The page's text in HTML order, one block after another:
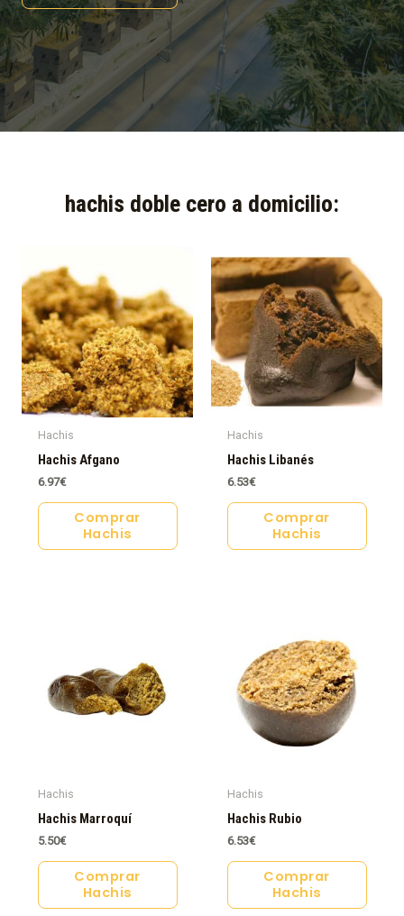
hachis doble cero a domicilio:​
Hachis
Hachis Afgano
6.97€
Comprar
Hachis
Hachis
Hachis Libanés
6.53€
Comprar
Hachis
Hachis
Hachis Marroquí
5.50€
Comprar
Hachis
Hachis
Hachis Rubio
6.53€
Comprar
Hachis